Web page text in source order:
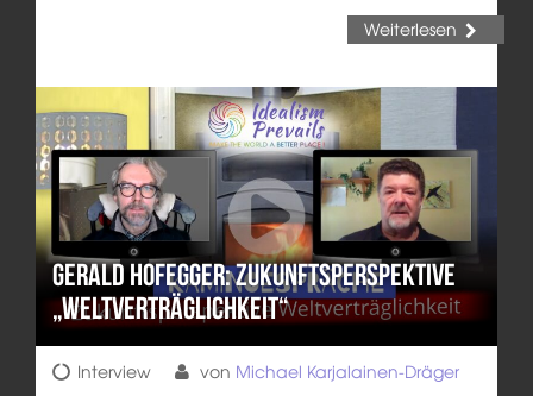
Weiterlesen
Gerald Hofegger: Zukunftsperspektive
„Weltverträglichkeit“
Interview von Michael Karjalainen-Dräger